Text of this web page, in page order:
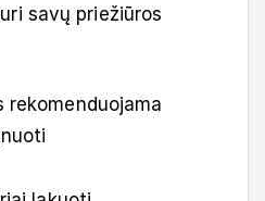
savų priežiūros
rekomenduojama